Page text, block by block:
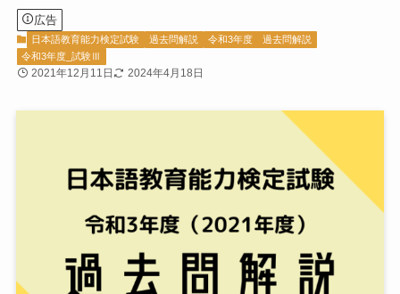
広告
日本語教育能力検定試験 過去問解説
令和3年度 過去問解説
令和3年度_試験Ⅲ
2021年12月11日 2024年4月18日